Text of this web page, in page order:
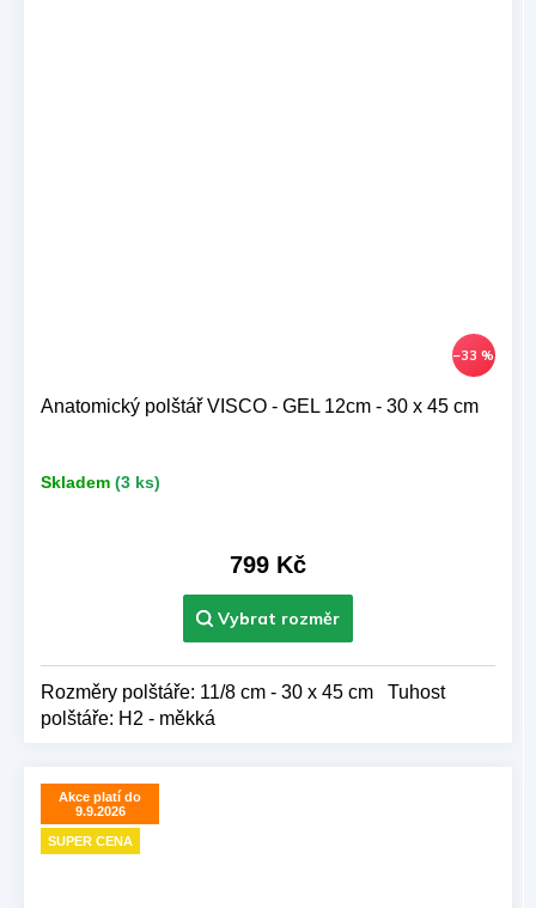
–33 %
Anatomický polštář VISCO - GEL 12cm - 30 x 45 cm
Skladem (3 ks)
799 Kč
Rozměry polštáře: 11/8 cm - 30 x 45 cm Tuhost
polštáře: H2 - měkká
Akce platí do
9.9.2026
SUPER CENA